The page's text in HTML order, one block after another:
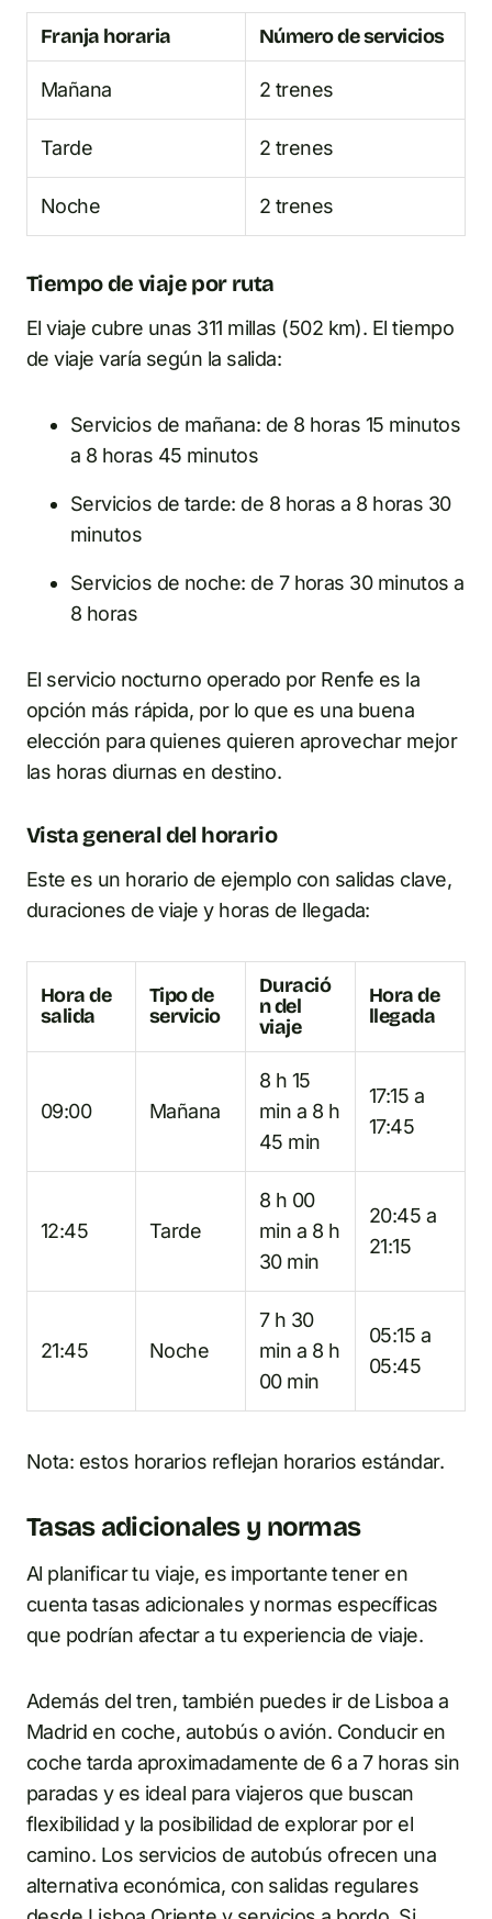
Franja horaria Número de servicios
Mañana 2 trenes
Tarde 2 trenes
Noche 2 trenes
Tiempo de viaje por ruta
El viaje cubre unas 311 millas (502 km). El tiempo
de viaje varía según la salida:
Servicios de mañana: de 8 horas 15 minutos
a 8 horas 45 minutos
Servicios de tarde: de 8 horas a 8 horas 30
minutos
Servicios de noche: de 7 horas 30 minutos a
8 horas
El servicio nocturno operado por Renfe es la
opción más rápida, por lo que es una buena
elección para quienes quieren aprovechar mejor
las horas diurnas en destino.
Vista general del horario
Este es un horario de ejemplo con salidas clave,
duraciones de viaje y horas de llegada:
Hora de
salida
Tipo de
servicio
Duració
n del
viaje
Hora de
llegada
09:00 Mañana
8 h 15
min a 8 h
45 min
17:15 a
17:45
12:45 Tarde
8 h 00
min a 8 h
30 min
20:45 a
21:15
21:45 Noche
7 h 30
min a 8 h
00 min
05:15 a
05:45
Nota: estos horarios reflejan horarios estándar.
Tasas adicionales y normas
Al planificar tu viaje, es importante tener en
cuenta tasas adicionales y normas específicas
que podrían afectar a tu experiencia de viaje.
Además del tren, también puedes ir de Lisboa a
Madrid en coche, autobús o avión. Conducir en
coche tarda aproximadamente de 6 a 7 horas sin
paradas y es ideal para viajeros que buscan
flexibilidad y la posibilidad de explorar por el
camino. Los servicios de autobús ofrecen una
alternativa económica, con salidas regulares